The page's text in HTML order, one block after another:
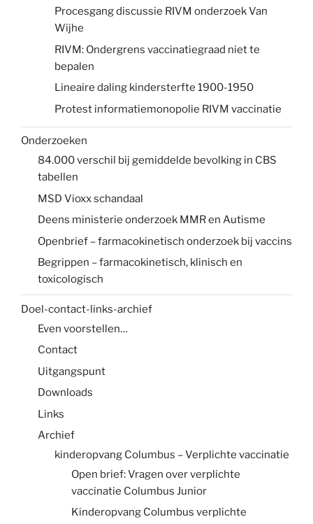
Procesgang discussie RIVM onderzoek Van
Wijhe
RIVM: Ondergrens vaccinatiegraad niet te
bepalen
Lineaire daling kindersterfte 1900-1950
Protest informatiemonopolie RIVM vaccinatie
Onderzoeken
84.000 verschil bij gemiddelde bevolking in CBS
tabellen
MSD Vioxx schandaal
Deens ministerie onderzoek MMR en Autisme
Openbrief – farmacokinetisch onderzoek bij vaccins
Begrippen – farmacokinetisch, klinisch en
toxicologisch
Doel-contact-links-archief
Even voorstellen…
Contact
Uitgangspunt
Downloads
Links
Archief
kinderopvang Columbus – Verplichte vaccinatie
Open brief: Vragen over verplichte
vaccinatie Columbus Junior
Kinderopvang Columbus verplichte